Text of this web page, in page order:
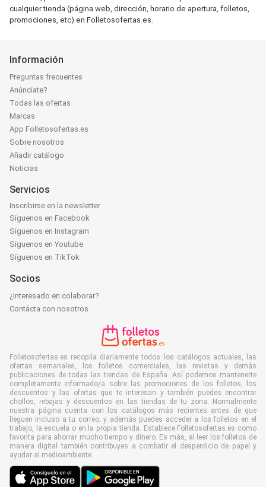
cualquier tienda (página web, dirección, horario de apertura, folletos,
promociones, etc) en Folletosofertas.es.
Información
Preguntas frecuentes
Anúnciate?
Todas las ofertas
Marcas
App Folletosofertas.es
Sobre nosotros
Añadir catálogo
Noticias
Servicios
Inscribirse en la newsletter
Síguenos en Facebook
Síguenos en Instagram
Síguenos en Youtube
Síguenos en TikTok
Socios
¿Interesado en colaborar?
Contácta con nosotros
Folletosofertas.es recopila diariamente todos los catálogos actuales, las
ofertas semanales, los folletos comerciales, las revistas y demás
publicaciones de todas las tiendas de España. Así podemos mantenerte
completamente informado/a sobre las promociones de los folletos, los
descuentos y las ofertas que te interesan y también puedes encontrar
chollos, rebajas y descuentos en las tiendas de tu zona. Normalmente
nuestra página cuenta con los catálogos más recientes antes de que
lleguen incluso a tu correo, y además puedes acceder a los folletos en el
trabajo, la escuela o en la propia tienda. Establece Folletosofertas.es como
favorita para ahorrar mucho tiempo y dinero. Es más, al leer los folletos de
manera digital también contribuyes a combatir el desperdicio de papel y
ayudar al medioambiente.